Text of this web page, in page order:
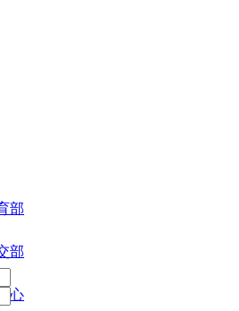
部
部
心